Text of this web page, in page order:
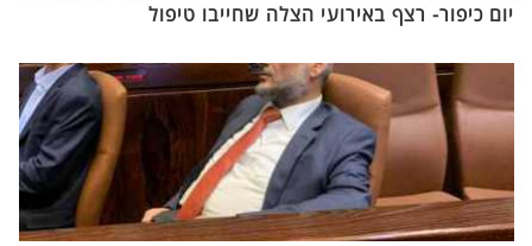
יום כיפור- רצף באירועי הצלה שחייבו טיפול